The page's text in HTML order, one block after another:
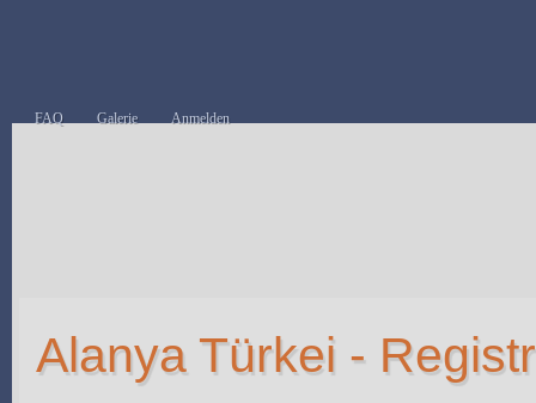
FAQ Galerie Anmelden
Alanya Türkei -